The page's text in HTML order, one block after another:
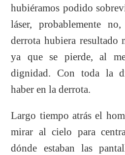
hubiéramos podido
láser, probablemente
derrota hubiera resultado
ya que se pierde, al
dignidad. Con toda la
haber en la derrota.
Largo tiempo atrás el
mirar al cielo para
dónde estaban las